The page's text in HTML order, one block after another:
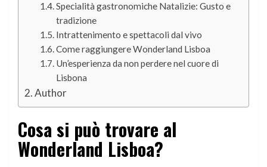
Specialità gastronomiche Natalizie: Gusto e
tradizione
Intrattenimento e spettacoli dal vivo
Come raggiungere Wonderland Lisboa
Un’esperienza da non perdere nel cuore di
Lisbona
Author
Cosa si può trovare al
Wonderland Lisboa?